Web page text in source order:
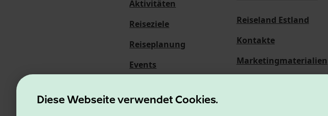
Diese Webseite verwendet Cookies.
Aktivitäten
Reiseziele
Reiseplanung
Events
Reiseland Estland
Kontakte
Marketingmaterialien